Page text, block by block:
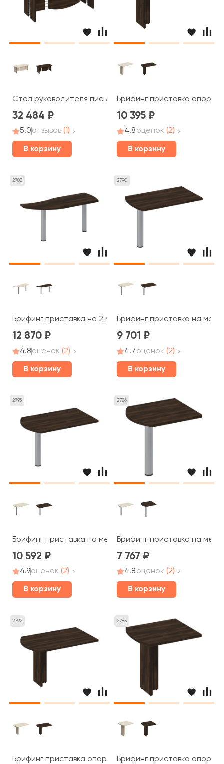
Стол руководителя письменный 200x90x75 Борн
32 484
5.0отзывов (1)
В корзину
Брифинг приставка опора
10 395
4.8оценок (2)
В корзину
2783
Брифинг приставка на 2 металлических опорах
12 870
4.8оценок (2)
В корзину
2790
Брифинг приставка на
9 701
4.7оценок (2)
В корзину
2793
Брифинг приставка на металлической опоре
10 592
4.9оценок (2)
В корзину
2786
Брифинг приставка на
7 767
4.8оценок (2)
В корзину
2792
Брифинг приставка опора ДСП 130x80x75 Борн
2785
Брифинг приставка опора